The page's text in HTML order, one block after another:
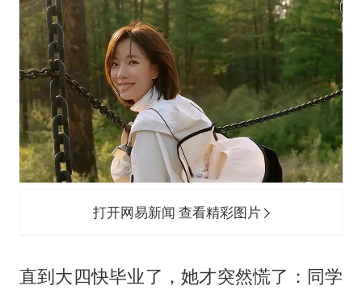
打开网易新闻 查看精彩图片
直到大四快毕业了，她才突然慌了：同学